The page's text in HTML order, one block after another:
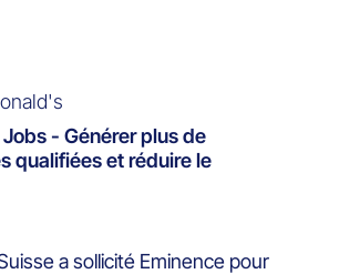
Jobs - Générer plus de
qualifiées et réduire le
a sollicité Eminence pour